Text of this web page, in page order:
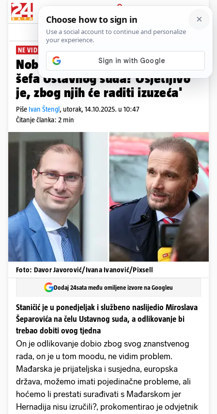
PRIJAVA
News Komentari
NE VIDIM PROBLEM, A
Nobilo: 'Mađarska će odlikovati
šefa Ustavnog suda? Osjetljivo
je, zbog njih će raditi izuzeća'
Piše Ivan Štengl, utorak, 14.10.2025. u 10:47
Čitanje članka: 2 min
Foto: Davor Javorović/Ivana Ivanović/Pixsell
Dodaj 24sata među omiljene izvore na Googleu
Staničić je u ponedjeljak i službeno naslijedio Miroslava
Šeparovića na čelu Ustavnog suda, a odlikovanje bi
trebao dobiti ovog tjedna
On je odlikovanje dobio zbog svog znanstvenog
rada, on je u tom moodu, ne vidim problem.
Mađarska je prijateljska i susjedna, europska
država, možemo imati pojedinačne probleme, ali
hoćemo li prestati surađivati s Mađarskom jer
Hernadija nisu izručili?, prokomentirao je odvjetnik